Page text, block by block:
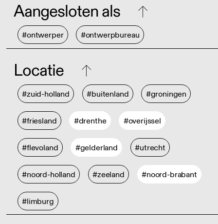
Aangesloten als
#ontwerper #ontwerpbureau
Locatie
#zuid-holland #buitenland #groningen
#friesland #drenthe #overijssel
#flevoland #gelderland #utrecht
#noord-holland #zeeland #noord-brabant
#limburg